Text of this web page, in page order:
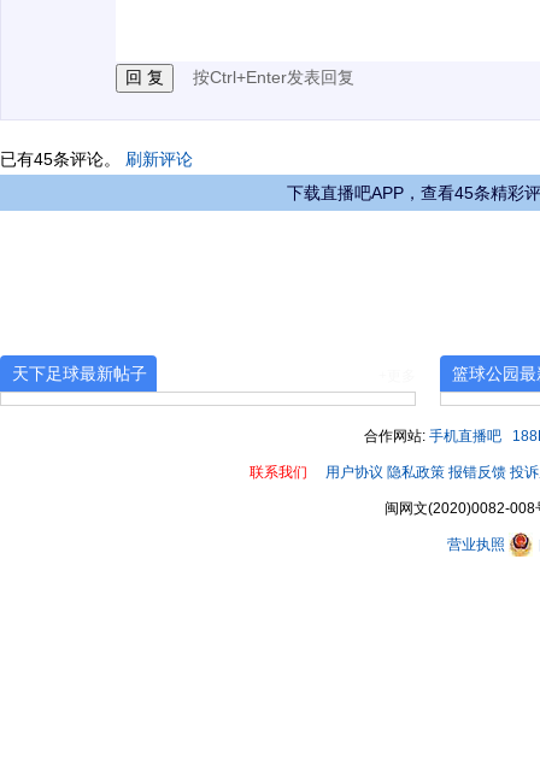
按Ctrl+Enter发表回复
已有45条评论。 刷新评论
下载直播吧APP，查看45条精彩
天下足球最新帖子 篮球公园
合作网站: 手机直播吧
联系我们 用户协议 隐私政策 报错反馈 投
闽网文(2020)0082-
营业执照